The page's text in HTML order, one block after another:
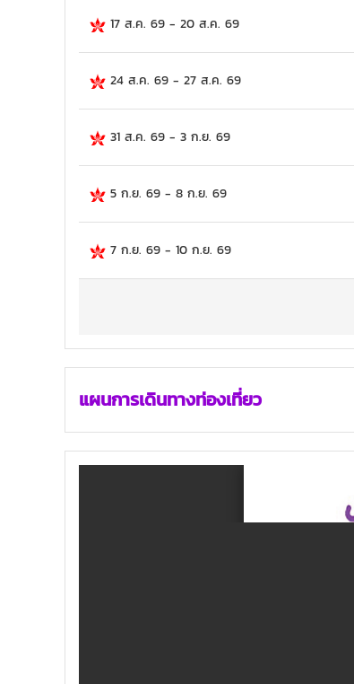
17 ส.ค. 69 -20 ส.ค. 69
24 ส.ค. 69 -27 ส.ค. 69
31 ส.ค. 69 -3 ก.ย. 69
5 ก.ย. 69 -8 ก.ย. 69
7 ก.ย. 69 -10 ก.ย. 69
แผนการเดินทางท่องเที่ยว